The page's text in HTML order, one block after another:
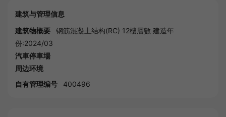
建筑与管理信息
建筑物概要
钢筋混凝土结构(RC) 12樓層數 建造年
份:2024/03
汽車停車場
周边环境
自有管理编号
400496